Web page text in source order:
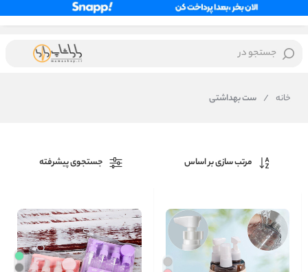
جستجو در
خانه / ست بهداشتی
مرتب سازی بر اساس جستجوی پیشرفته